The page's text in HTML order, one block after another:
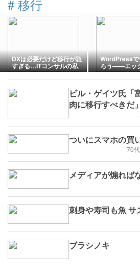
# 移行
DXは必要だけど移行が急
すぎる…ITコンサルの私
が感じた「人間側の移行
設計」の弱さ
WordPress
ろう――エッ
ーで
る――
ビル・ゲイツ氏「
肉に移行すべきだ」
ついにスマホの買
70
メディアが煽れば
刺身や寿司も魚 サ
ブラシノキ